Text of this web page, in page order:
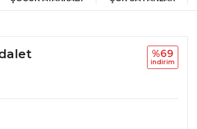
%69
i̇ndi̇ri̇m